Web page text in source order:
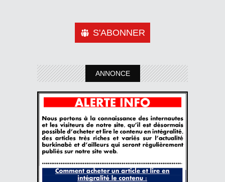
S'ABONNER
ANNONCE